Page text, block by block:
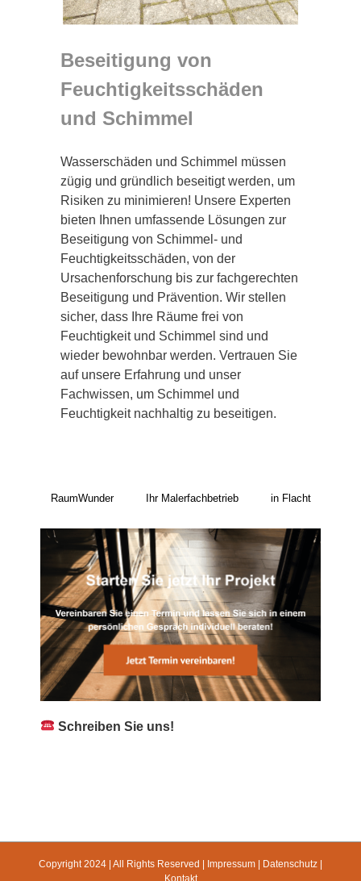
Beseitigung von
Feuchtigkeitsschäden
und Schimmel
Wasserschäden und Schimmel müssen
zügig und gründlich beseitigt werden, um
Risiken zu minimieren! Unsere Experten
bieten Ihnen umfassende Lösungen zur
Beseitigung von Schimmel- und
Feuchtigkeitsschäden, von der
Ursachenforschung bis zur fachgerechten
Beseitigung und Prävention. Wir stellen
sicher, dass Ihre Räume frei von
Feuchtigkeit und Schimmel sind und
wieder bewohnbar werden. Vertrauen Sie
auf unsere Erfahrung und unser
Fachwissen, um Schimmel und
Feuchtigkeit nachhaltig zu beseitigen.
RaumWunder Ihr Malerfachbetrieb in Flacht
Schreiben Sie uns!
Copyright 2024 | All Rights Reserved | Impressum | Datenschutz |
Kontakt